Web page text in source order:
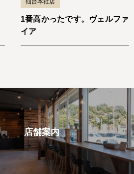
仙台本社店
1番高かったです。ヴェルファ
イア
店舗案内